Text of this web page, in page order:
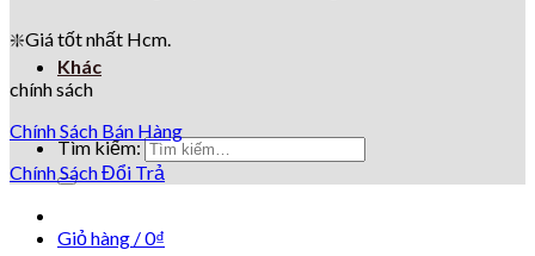
Khác
Tìm kiếm:
Giỏ hàng /0₫
❇️Giá tốt nhất Hcm.
chính sách
Chính Sách Bán Hàng
Chính Sách Đổi Trả